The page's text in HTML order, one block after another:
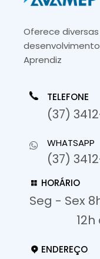
Oferece
Aprendiz
TELEFONE
(37)
WHATSAPP
(37)
HORÁRIO
Seg - Sex
12h
ENDEREÇO